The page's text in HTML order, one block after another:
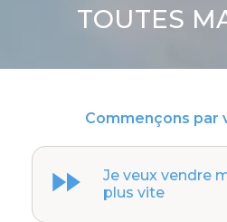
TOUTES
Commençons par
Je veux vendre
plus vite